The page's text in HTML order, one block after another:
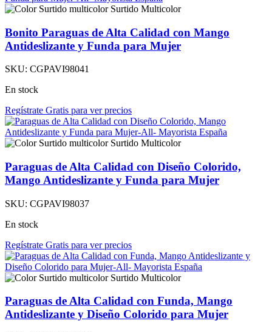
Surtido Multicolor
Bonito Paraguas de Alta Calidad con Mango
Antideslizante y Funda para Mujer
SKU: CGPAVI98041
En stock
Regístrate Gratis para ver precios
Surtido Multicolor
Paraguas de Alta Calidad con Diseño Colorido,
Mango Antideslizante y Funda para Mujer
SKU: CGPAVI98037
En stock
Regístrate Gratis para ver precios
Surtido Multicolor
Paraguas de Alta Calidad con Funda, Mango
Antideslizante y Diseño Colorido para Mujer